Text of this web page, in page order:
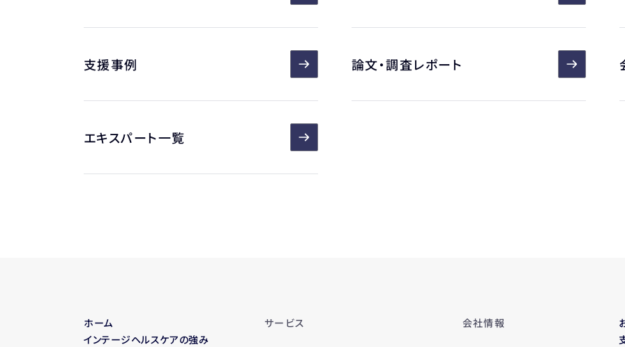
支援事例 論文・調査レポート
エキスパート一覧
ホーム
インテージヘルスケアの強み
サービス 会社情報